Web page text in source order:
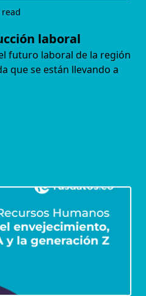
laboral
futuro laboral de la región
que se están llevando a